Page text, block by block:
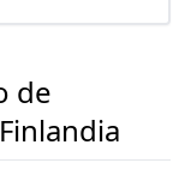
de